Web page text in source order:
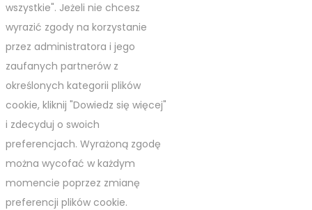
wszystkie". Jeżeli nie chcesz
wyrazić zgody na korzystanie
przez administratora i jego
zaufanych partnerów z
określonych kategorii plików
cookie, kliknij "Dowiedz się więcej"
i zdecyduj o swoich
preferencjach. Wyrażoną zgodę
można wycofać w każdym
momencie poprzez zmianę
preferencji plików cookie.